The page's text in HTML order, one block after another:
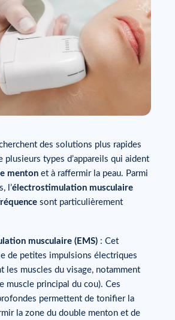
des solutions plus rapides
plusieurs types d’appareils qui aident
menton et à raffermir la peau. Parmi
l’électrostimulation musculaire
sont particulièrement
musculaire (EMS) : Cet
de petites impulsions électriques
les muscles du visage, notamment
muscle principal du cou). Ces
permettent de tonifier la
la zone du double menton et de